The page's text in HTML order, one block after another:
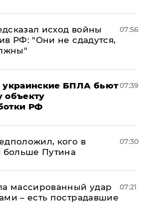
исход войны
РФ: "Они не сдадутся,
07:56
украинские БПЛА бьют
объекту
РФ
07:39
кого в
больше Путина
07:30
массированный удар
– есть пострадавшие
07:21